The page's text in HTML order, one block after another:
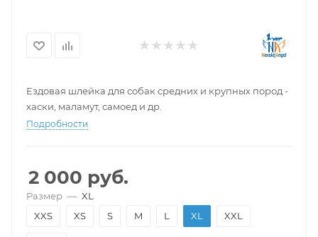
Ездовая шлейка для собак средних и крупных пород -
хаски, маламут, самоед и др.
Подробности
2 000 руб.
Размер — XL
XXS
XS S M L XL XXL